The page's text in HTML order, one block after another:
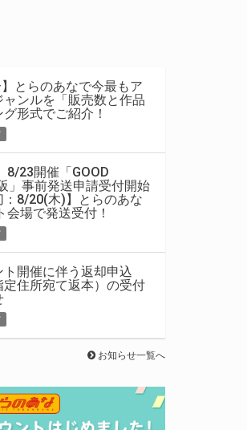
】とらのあなで今最もア
ンルを「販売数と作品
形式でご紹介！
8/23開催「GOOD
」事前発送申請受付開始
：8/20(木)】とらのあな
場で発送受付！
ト開催に伴う返却申込
定住所宛て返本）の受付
お知らせ一覧へ